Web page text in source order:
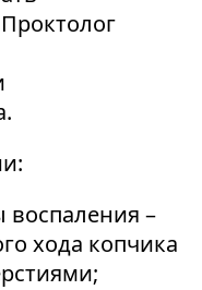
–
хода копчика